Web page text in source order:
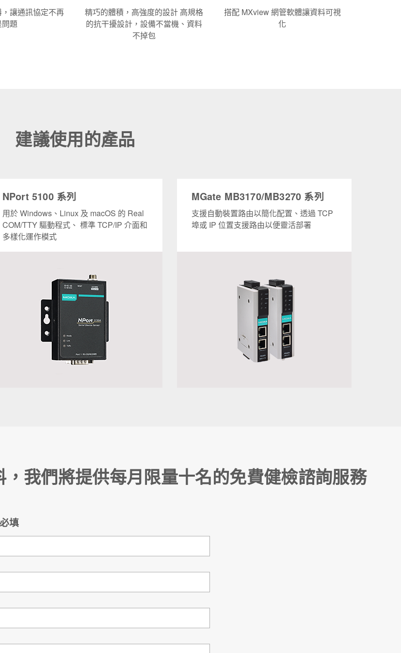
讓通訊協定不再
問題
精巧的體積，高強度的設計 高規格
的抗干擾設計，設備不當機、資料
不掉包
搭配 MXview 網管軟體讓資料可視
化
建議使用的產品
NPort 5100 系列
用於 Windows、Linux 及 macOS 的 Real
COM/TTY 驅動程式、 標準 TCP/IP 介面和
多樣化運作模式
MGate MB3170/MB3270 系列
支援自動裝置路由以簡化配置、透過 TCP
埠或 IP 位置支援路由以便靈活部署
我們將提供每月限量十名的免費健檢諮詢服務
填